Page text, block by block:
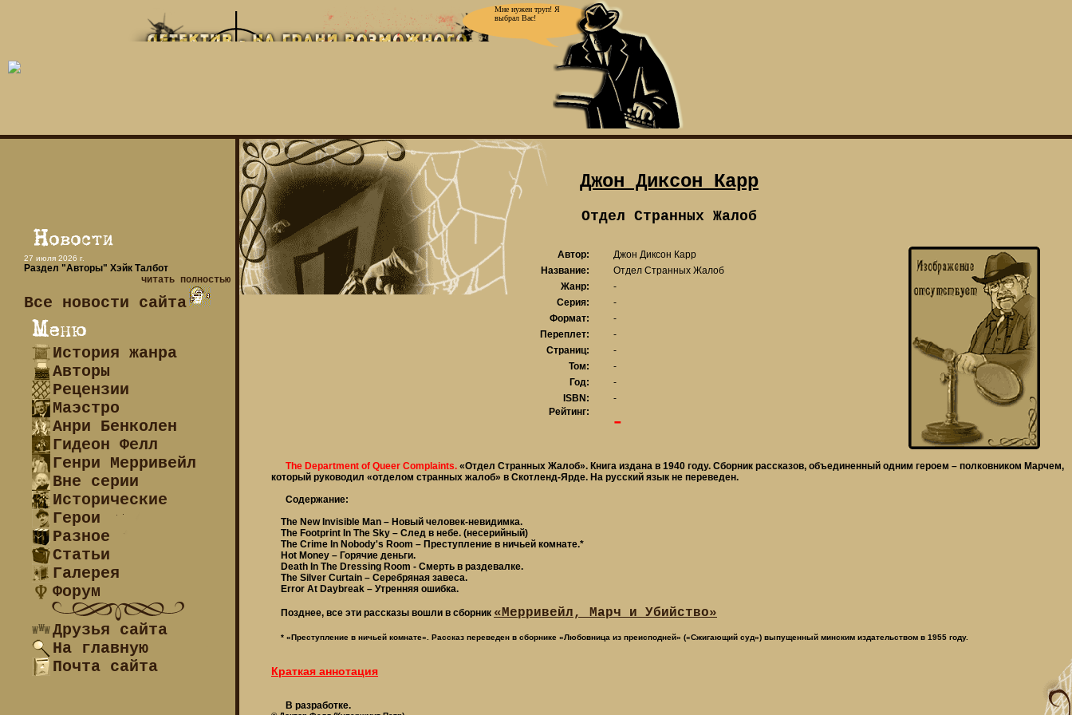
Мне нужен труп! Я
выбрал Вас!
27 июля 2026 г.
Раздел "Авторы" Хэйк Талбот
читать полностью
Все новости сайта
История жанра
Авторы
Рецензии
Маэстро
Анри Бенколен
Гидеон Фелл
Генри Мерривейл
Вне серии
Исторические
Герои
Разное
Статьи
Галерея
Форум
Друзья сайта
На главную
Почта сайта
Джон Диксон Карр
Отдел Странных Жалоб
Автор:
Джон Диксон Карр
Название:
Отдел Странных Жалоб
Жанр:
-
Серия:
-
Формат:
-
Переплет:
-
Страниц:
-
Том:
-
Год:
-
ISBN:
-
Рейтинг:
-
The Department of Queer Complaints. «Отдел Странных Жалоб». Книга издана в 1940 году. Сборник рассказов, объединенный одним героем – полковником Марчем,
который руководил «отделом странных жалоб» в Скотленд-Ярде. На русский язык не переведен.
Содержание:
The New Invisible Man – Новый человек-невидимка.
The Footprint In The Sky – След в небе. (несерийный)
The Crime In Nobody's Room – Преступление в ничьей комнате.*
Hot Money – Горячие деньги.
Death In The Dressing Room - Смерть в раздевалке.
The Silver Curtain – Серебряная завеса.
Error At Daybreak – Утренняя ошибка.
Позднее, все эти рассказы вошли в сборник «Мерривейл, Марч и Убийство»
* «Преступление в ничьей комнате». Рассказ переведен в сборнике «Любовница из преисподней» («Сжигающий суд») выпущенный минским издательством в 1955 году.
Краткая аннотация
В разработке.